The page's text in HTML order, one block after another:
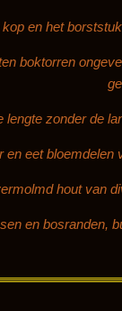
en het
boktorren
lengte zonder de
eet
hout van
en bosranden,